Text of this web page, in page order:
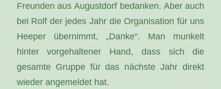
Freunden aus Augustdorf bedanken. Aber auch
bei Rolf der jedes Jahr die Organisation für uns
Heeper übernimmt, „Danke“. Man munkelt
hinter vorgehaltener Hand, dass sich die
gesamte Gruppe für das nächste Jahr direkt
wieder angemeldet hat.